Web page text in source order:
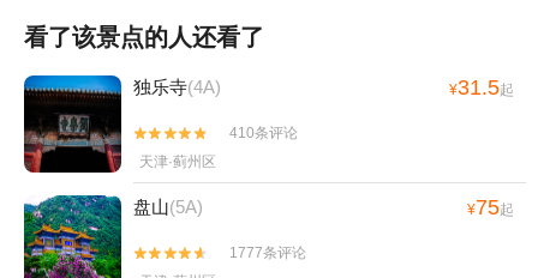
看了该景点的人还看了
独乐寺(4A) ¥31.5起


410条评论
天津·蓟州区
盘山(5A) ¥75起


1777条评论